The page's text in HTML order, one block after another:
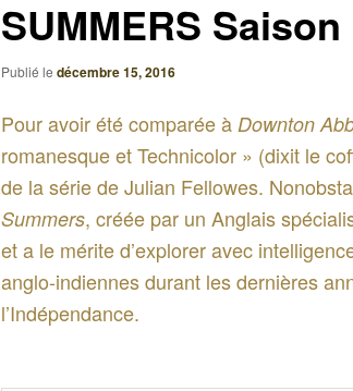
SUMMERS Saison
Publié le décembre 15, 2016
Pour avoir été comparée à Downton
romanesque et Technicolor » (dixit le
de la série de Julian Fellowes.
Summers, créée par un Anglais
et a le mérite d’explorer avec
anglo-indiennes durant les dernières
l’Indépendance.